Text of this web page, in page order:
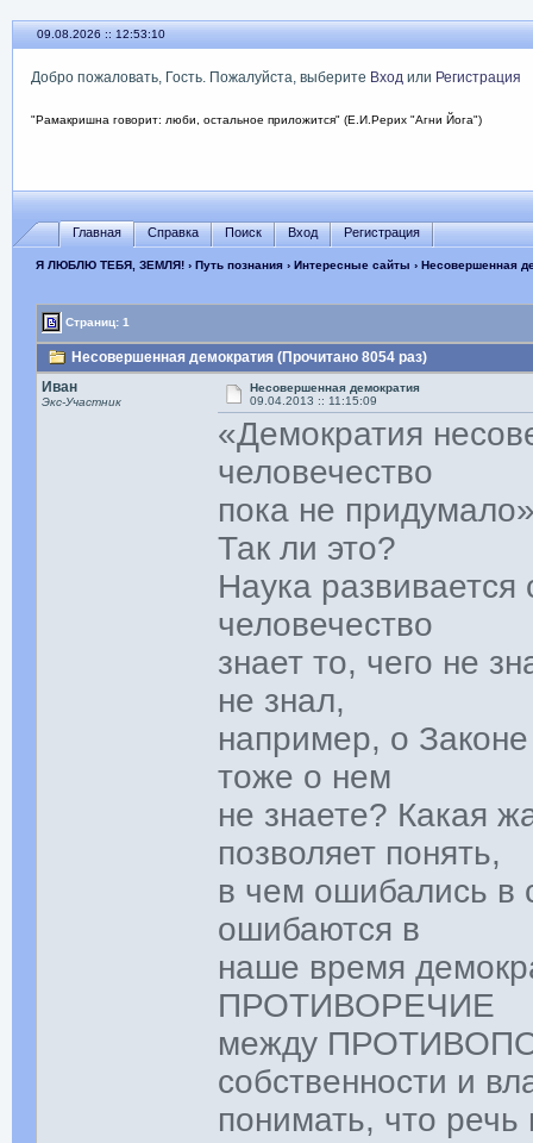
09.08.2026 :: 12:53:10
Добро пожаловать, Гость. Пожалуйста, выберите Входили Регистрация
"Рамакришна говорит: люби, остальное приложится" (Е.И.Рерих "Агни Йога")
Главная Справка Поиск Вход Регистрация
Я ЛЮБЛЮ ТЕБЯ, ЗЕМЛЯ!› Путь познания› Интересные сайты › Несовершенная
Страниц: 1
Несовершенная демократия (Прочитано 8054 раз)
Иван
Экс-Участник
Несовершенная демократия
09.04.2013 :: 11:15:09
«Демократия
человечество
пока не
Так ли это?
Наука
человечество
знает то, чего не
не знал,
например, о
тоже о нем
не знаете? Какая
позволяет понять,
в чем ошибались в
ошибаются в
наше время
ПРОТИВОРЕЧИЕ
между
собственности и
понимать, что